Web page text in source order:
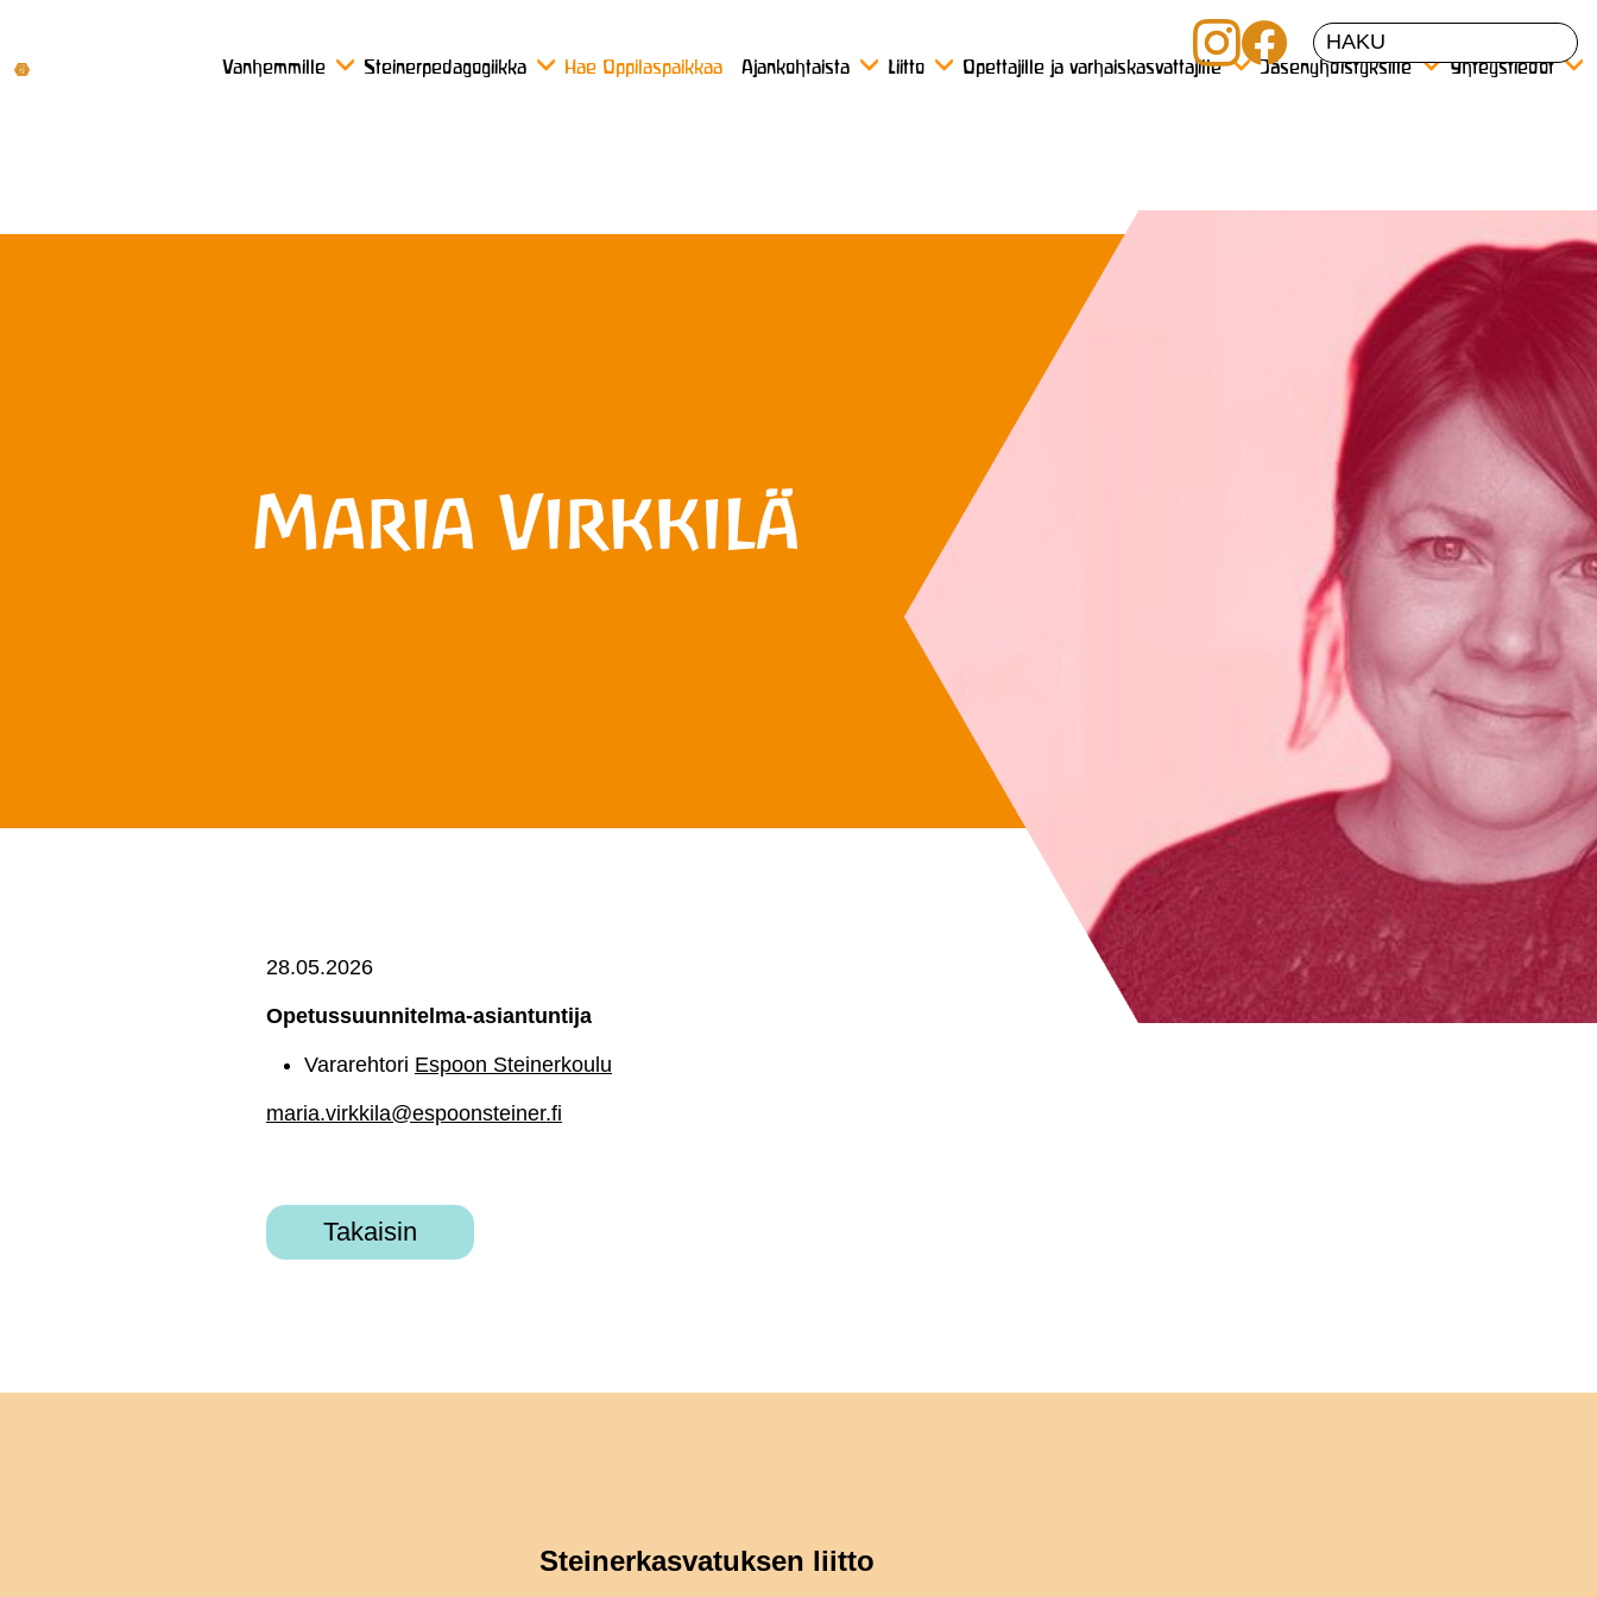
Vanhemmille Steinerpedagogiikka Hae Oppilaspaikkaa Ajankohtaista Liitto Opettajille ja varhaiskasvattajille Jäsenyhdistyksille Yhteystiedot
Maria Virkkilä
28.05.2026
Opetussuunnitelma-asiantuntija
Vararehtori Espoon Steinerkoulu
maria.virkkila@espoonsteiner.fi
Takaisin
Steinerkasvatuksen liitto